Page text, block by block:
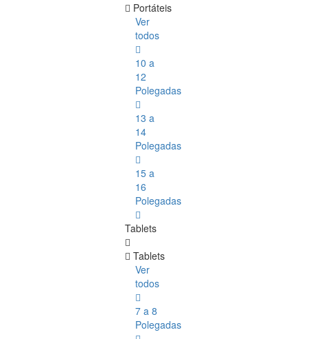
Portáteis
Ver
todos
10 a
12
Polegadas
13 a
14
Polegadas
15 a
16
Polegadas
Tablets
Tablets
Ver
todos
7 a 8
Polegadas